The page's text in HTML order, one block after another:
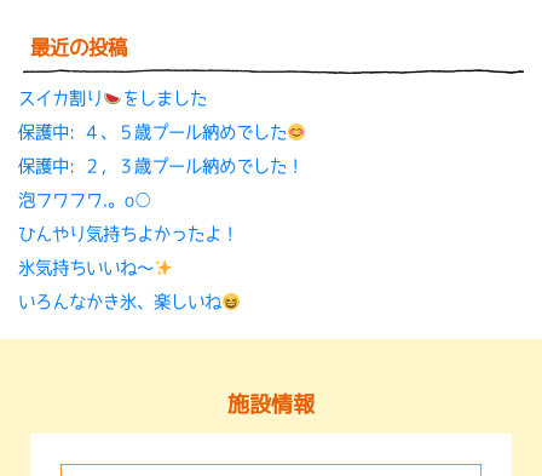
最近の投稿
スイカ割り
をしました
保護中: ４、５歳プール納めでした
保護中: ２，３歳プール納めでした！
泡フワフワ.。o○
ひんやり気持ちよかったよ！
氷気持ちいいね〜
いろんなかき氷、楽しいね
施設情報